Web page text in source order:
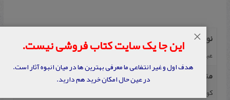
نویسنده
عباس علیزاده
مترجم
کوروش روستایی
این جا یک سایت کتاب فروشی نیست.
هدف اول و غیر انتفاعی ما معرفی بهترین ها در میان انبوه آثار است.
در عین حال امکان خرید هم دارید.
×